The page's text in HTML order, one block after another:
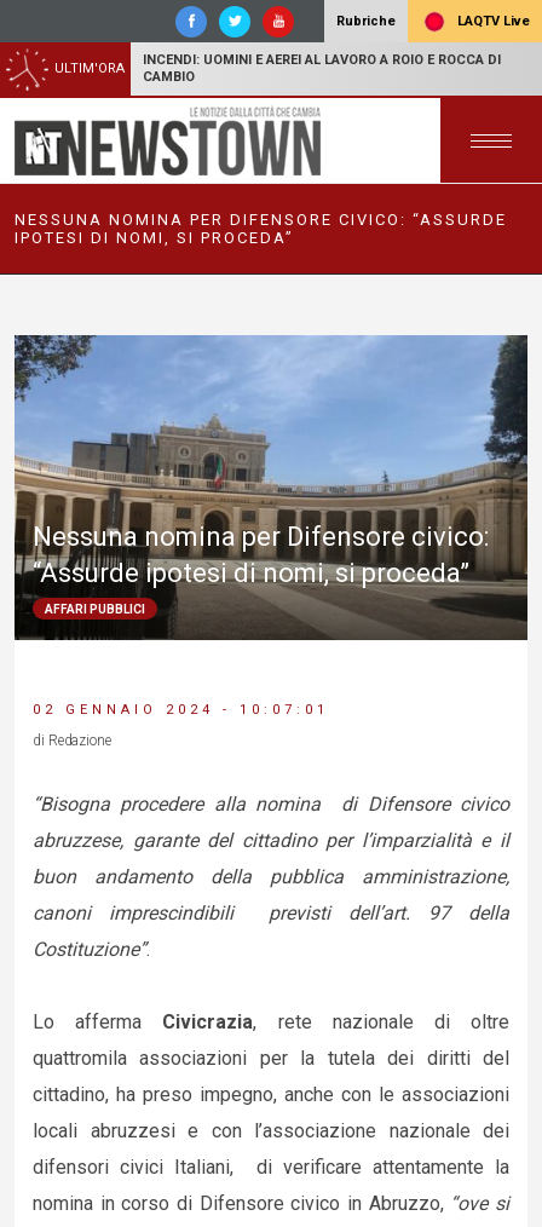
Rubriche LAQTV Live
ULTIM'ORA
INCENDI: UOMINI E AEREI AL LAVORO A ROIO E ROCCA DI
CAMBIO
NESSUNA NOMINA PER DIFENSORE CIVICO: “ASSURDE
IPOTESI DI NOMI, SI PROCEDA”
Nessuna nomina per Difensore civico:
“Assurde ipotesi di nomi, si proceda”
AFFARI PUBBLICI
02 GENNAIO 2024 - 10:07:01
di Redazione
“Bisogna procedere alla nomina di Difensore civico
abruzzese, garante del cittadino per l’imparzialità e il
buon andamento della pubblica amministrazione,
canoni imprescindibili previsti dell’art. 97 della
Costituzione”.
Lo afferma Civicrazia, rete nazionale di oltre
quattromila associazioni per la tutela dei diritti del
cittadino, ha preso impegno, anche con le associazioni
locali abruzzesi e con l’associazione nazionale dei
difensori civici Italiani, di verificare attentamente la
nomina in corso di Difensore civico in Abruzzo, “ove si